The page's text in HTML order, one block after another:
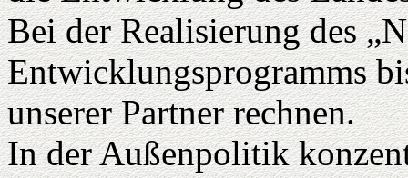
Bei der Realisierung des
Entwicklungsprogramms
unserer Partner rechnen.
In der Außenpolitik